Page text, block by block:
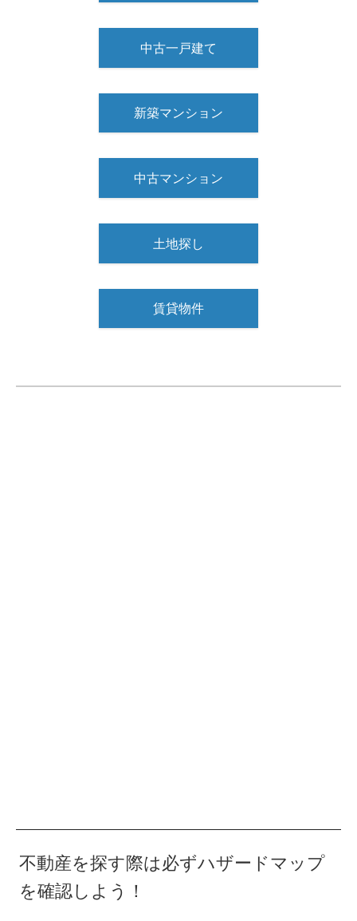
中古一戸建て
新築マンション
中古マンション
土地探し
賃貸物件
不動産を探す際は必ずハザードマップ
を確認しよう！